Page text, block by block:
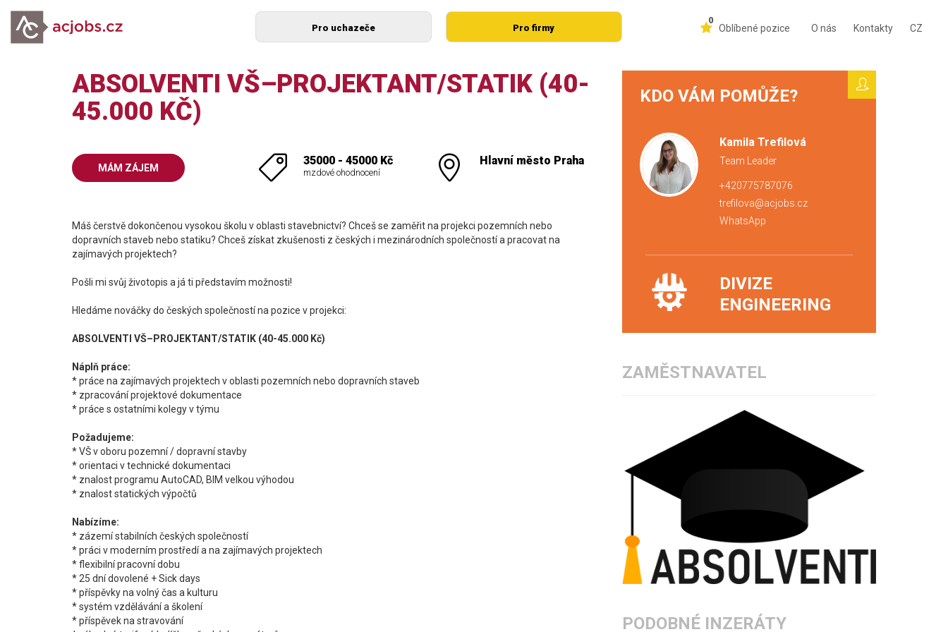
Pro uchazeče Pro firmy
0
Oblíbené pozice O nás Kontakty CZ
ABSOLVENTI VŠ–PROJEKTANT/STATIK (40-
45.000 KČ)
MÁM ZÁJEM
35000 - 45000 Kč
mzdové ohodnocení
Hlavní město Praha
Máš čerstvě dokončenou vysokou školu v oblasti stavebnictví? Chceš se zaměřit na projekci pozemních nebo
dopravních staveb nebo statiku? Chceš získat zkušenosti z českých i mezinárodních společností a pracovat na
zajímavých projektech?
Pošli mi svůj životopis a já ti představím možnosti!
Hledáme nováčky do českých společností na pozice v projekci:
ABSOLVENTI VŠ–PROJEKTANT/STATIK (40-45.000 Kč)
Náplň práce:
* práce na zajímavých projektech v oblasti pozemních nebo dopravních staveb
* zpracování projektové dokumentace
* práce s ostatními kolegy v týmu
Požadujeme:
* VŠ v oboru pozemní / dopravní stavby
* orientaci v technické dokumentaci
* znalost programu AutoCAD, BIM velkou výhodou
* znalost statických výpočtů
Nabízíme:
* zázemí stabilních českých společností
* práci v moderním prostředí a na zajímavých projektech
* flexibilní pracovní dobu
* 25 dní dovolené + Sick days
* příspěvky na volný čas a kulturu
* systém vzdělávání a školení
* příspěvek na stravování
KDO VÁM POMŮŽE?
Kamila Trefilová
Team Leader
+420775787076
trefilova@acjobs.cz
WhatsApp
DIVIZE
ENGINEERING
ZAMĚSTNAVATEL
PODOBNÉ INZERÁTY